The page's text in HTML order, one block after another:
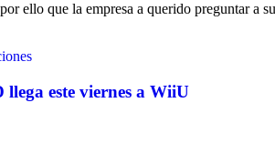
ello que la empresa a querido preguntar a
este viernes a WiiU